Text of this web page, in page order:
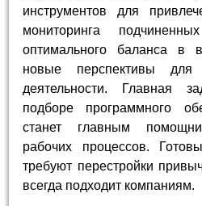
инструментов для
мониторинга
оптимального баланса в
новые перспективы
деятельности. Главная
подборе программного
станет главным
рабочих процессов.
требуют перестройки
всегда подходит компаниям.